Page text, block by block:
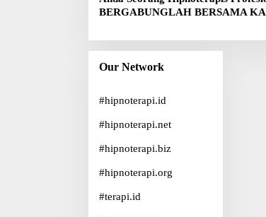
BERGABUNGLAH BERSAMA
Our Network
#hipnoterapi.id
#hipnoterapi.net
#hipnoterapi.biz
#hipnoterapi.org
#terapi.id